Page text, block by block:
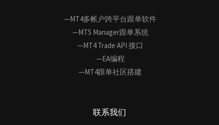
—MT4多帐户跨平台跟单软件
—MT5 Manager跟单系统
—MT4 Trade API 接口
—EA编程
—MT4跟单社区搭建
联系我们